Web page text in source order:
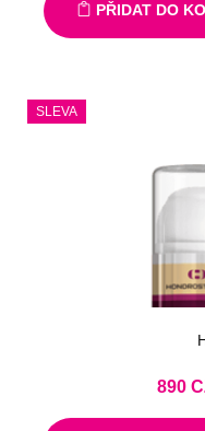
PŘIDAT DO
SLEVA
890